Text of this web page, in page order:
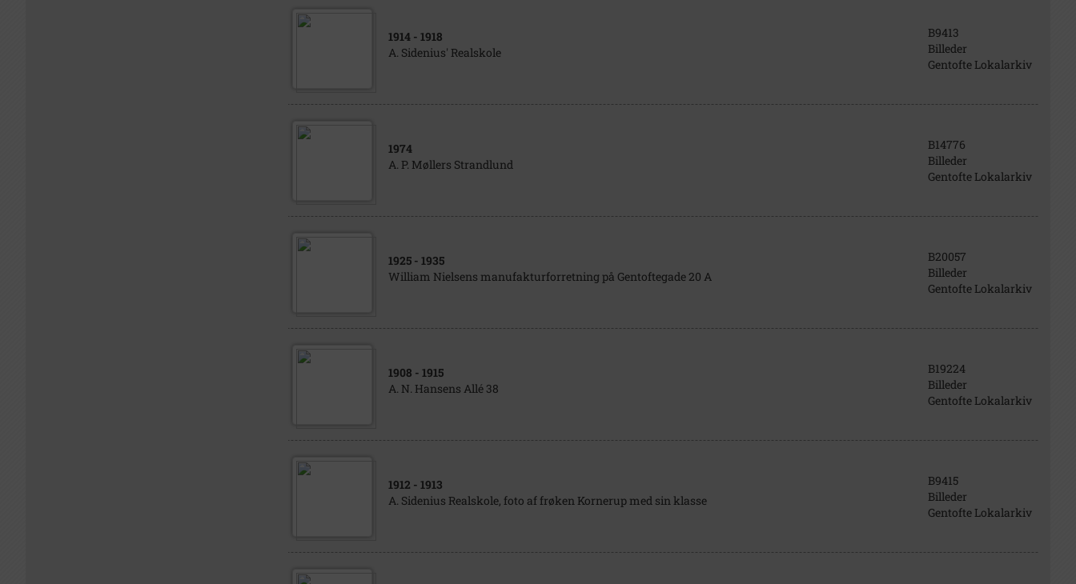
1914 - 1918
A. Sidenius' Realskole
B9413
Billeder
Gentofte Lokalarkiv
1974
A. P. Møllers Strandlund
B14776
Billeder
Gentofte Lokalarkiv
1925 - 1935
William Nielsens manufakturforretning på Gentoftegade 20 A
B20057
Billeder
Gentofte Lokalarkiv
1908 - 1915
A. N. Hansens Allé 38
B19224
Billeder
Gentofte Lokalarkiv
1912 - 1913
A. Sidenius Realskole, foto af frøken Kornerup med sin klasse
B9415
Billeder
Gentofte Lokalarkiv